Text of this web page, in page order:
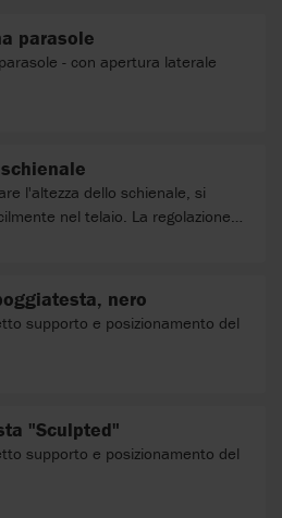
parasole
- con apertura laterale
l'altezza dello schienale, si
nel telaio. La regolazione
nero
supporto e posizionamento del
"Sculpted"
supporto e posizionamento del